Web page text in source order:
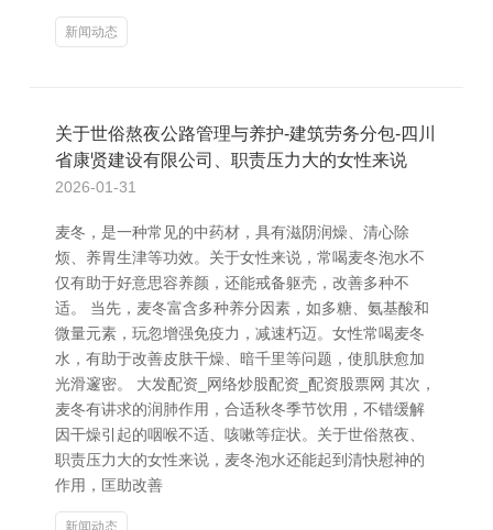
新闻动态
关于世俗熬夜公路管理与养护-建筑劳务分包-四川
省康贤建设有限公司、职责压力大的女性来说
2026-01-31
麦冬，是一种常见的中药材，具有滋阴润燥、清心除
烦、养胃生津等功效。关于女性来说，常喝麦冬泡水不
仅有助于好意思容养颜，还能戒备躯壳，改善多种不
适。 当先，麦冬富含多种养分因素，如多糖、氨基酸和
微量元素，玩忽增强免疫力，减速朽迈。女性常喝麦冬
水，有助于改善皮肤干燥、暗千里等问题，使肌肤愈加
光滑邃密。 大发配资_网络炒股配资_配资股票网 其次，
麦冬有讲求的润肺作用，合适秋冬季节饮用，不错缓解
因干燥引起的咽喉不适、咳嗽等症状。关于世俗熬夜、
职责压力大的女性来说，麦冬泡水还能起到清快慰神的
作用，匡助改善
新闻动态